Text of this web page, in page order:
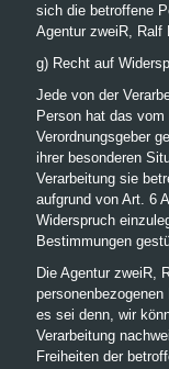
sich die betroffene
Agentur zweiR, Ralf
g) Recht auf
Jede von der
Person hat das
Verordnungsgeber
ihrer besonderen
Verarbeitung sie
aufgrund von Art. 6
Widerspruch
Bestimmungen
Die Agentur zweiR,
es sei denn, wir
Verarbeitung
Freiheiten der